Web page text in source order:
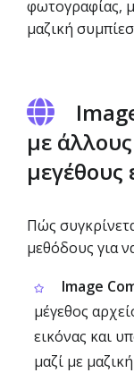
φωτογραφίας,
μαζική
με
μεγέθους
Πώς
μεθόδους για
Image
μέγεθος
εικόνας και
μαζί με